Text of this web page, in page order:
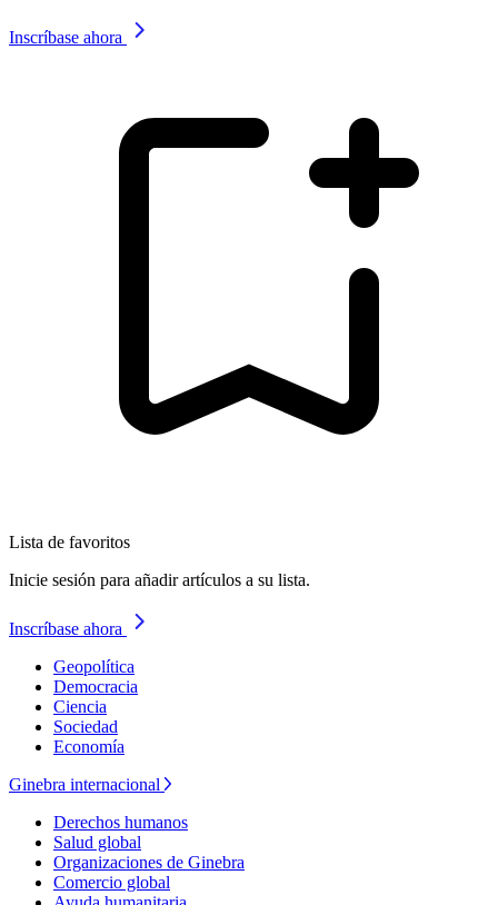
Inscríbase ahora
Lista de favoritos
Inicie sesión para añadir artículos a su lista.
Inscríbase ahora
Geopolítica
Democracia
Ciencia
Sociedad
Economía
Ginebra internacional
Derechos humanos
Salud global
Organizaciones de Ginebra
Comercio global